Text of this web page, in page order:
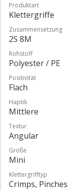
Produktart
Klettergriffe
Zusammensetzung
2S 8M
Rohstoff
Polyester / PE
Positivität
Flach
Haptik
Mittlere
Textur
Angular
Größe
Mini
Klettergrifftyp
Crimps, Pinches